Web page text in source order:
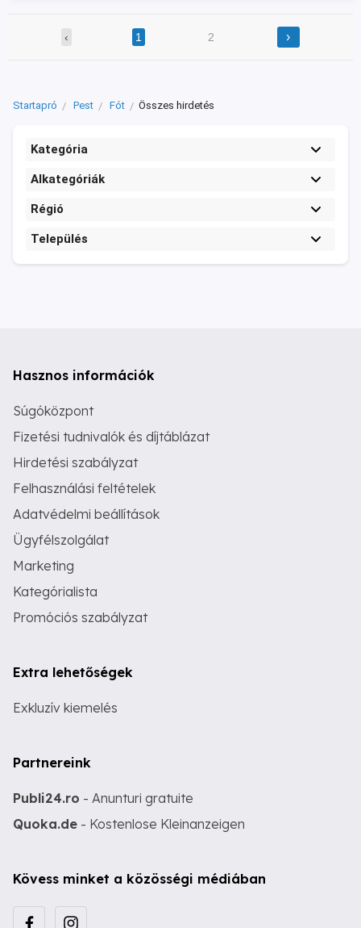
‹ 1 2 ›
Startapró Pest Fót Összes hirdetés
Kategória
Alkategóriák
Régió
Település
Hasznos információk
Súgóközpont
Fizetési tudnivalók és díjtáblázat
Hirdetési szabályzat
Felhasználási feltételek
Adatvédelmi beállítások
Ügyfélszolgálat
Marketing
Kategórialista
Promóciós szabályzat
Extra lehetőségek
Exkluzív kiemelés
Partnereink
Publi24.ro - Anunturi gratuite
Quoka.de - Kostenlose Kleinanzeigen
Kövess minket a közösségi médiában